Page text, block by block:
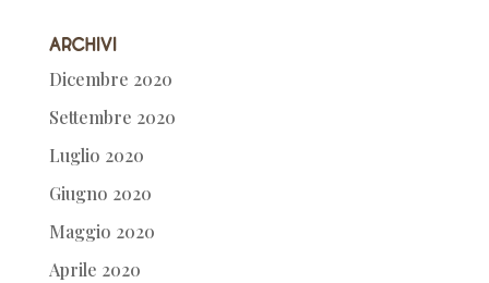
Archivi
Dicembre 2020
Settembre 2020
Luglio 2020
Giugno 2020
Maggio 2020
Aprile 2020